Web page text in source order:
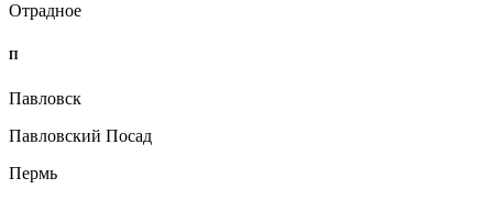
Отрадное
П
Павловск
Павловский Посад
Пермь